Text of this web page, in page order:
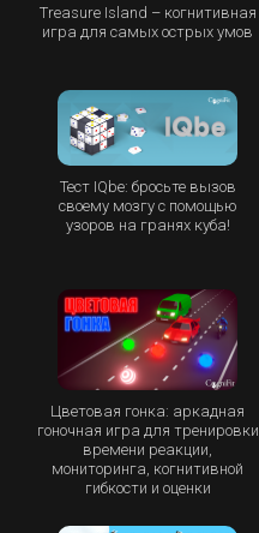
Treasure Island – когнитивная
игра для самых острых умов
Тест IQbe: бросьте вызов
своему мозгу с помощью
узоров на гранях куба!
Цветовая гонка: аркадная
гоночная игра для тренировки
времени реакции,
мониторинга, когнитивной
гибкости и оценки